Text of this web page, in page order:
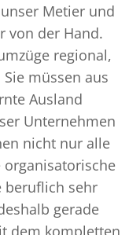
Metier und
von der Hand.
regional,
müssen aus
Ausland
Unternehmen
nicht nur alle
beruflich sehr
gerade
dem kompletten